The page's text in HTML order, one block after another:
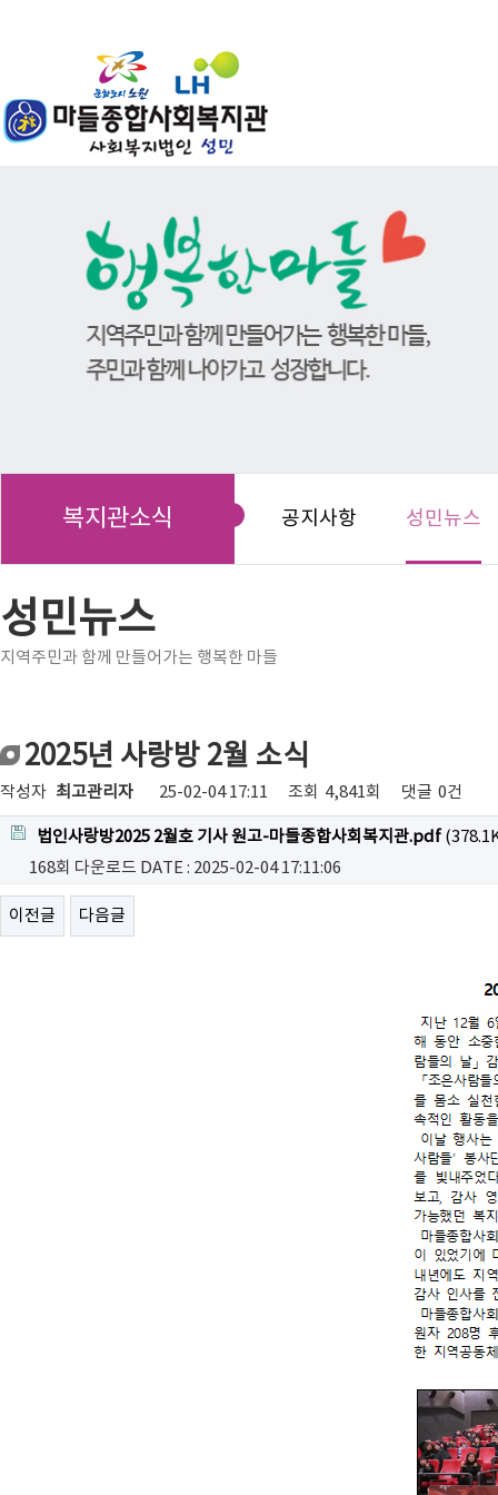
복지관소식 공지사항 성민뉴스
성민뉴스
지역주민과 함께 만들어가는 행복한 마들
2025년 사랑방 2월 소식
작성자 최고관리자 25-02-04 17:11 조회 4,841회 댓글 0건
법인사랑방2025 2월호 기사 원고-마들종합사회복지관.pdf
168회 다운로드 DATE : 2025-02-04 17:11:06
이전글 다음글